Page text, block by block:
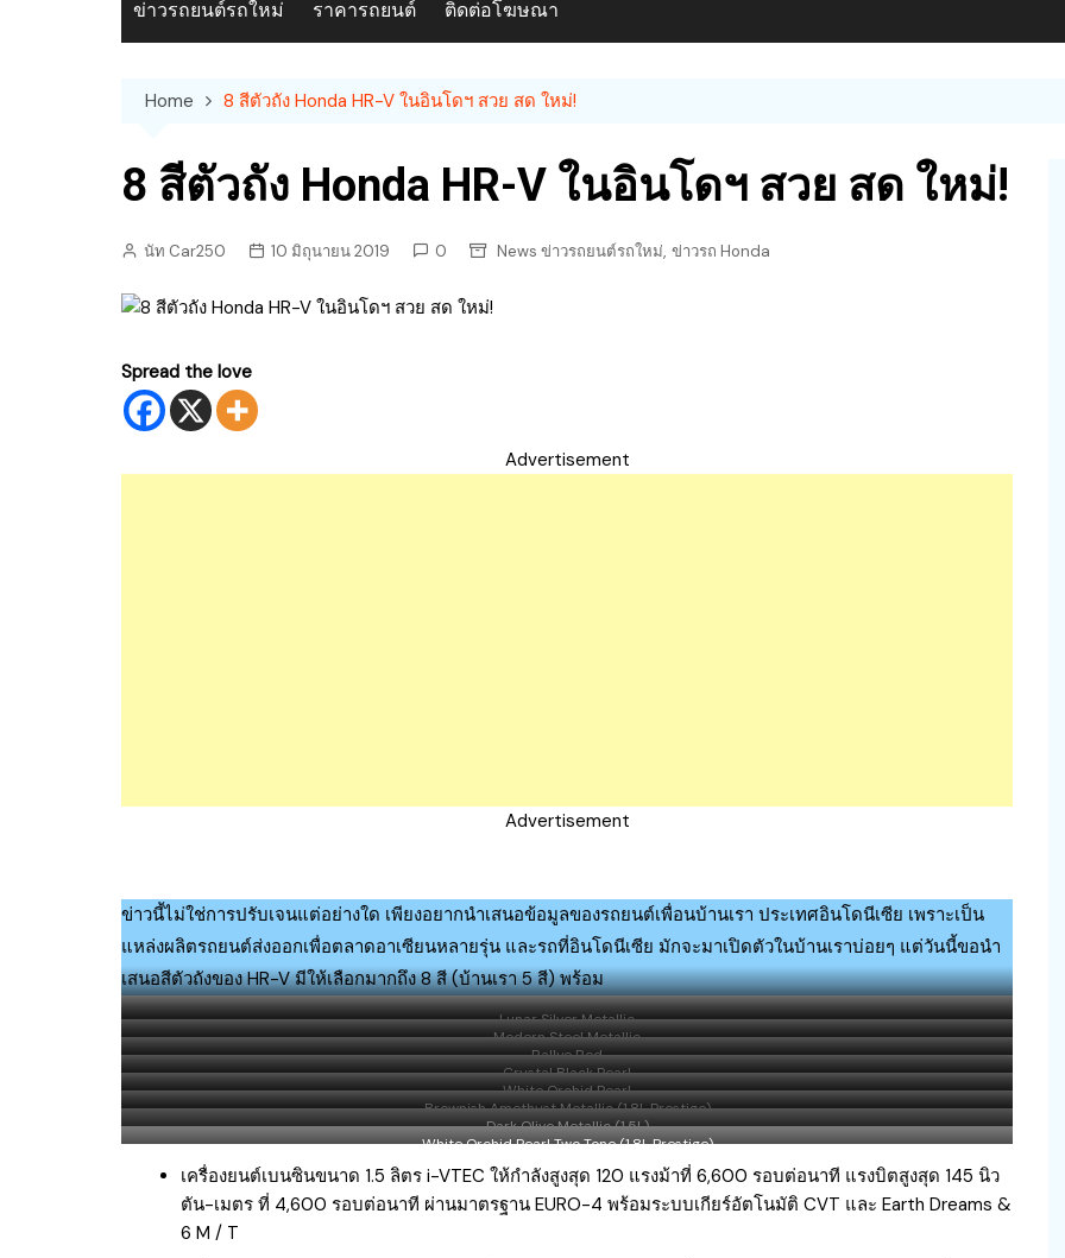
ข่าวรถยนต์รถใหม่ ราคารถยนต์ ติดต่อโฆษณา
Home 8 สีตัวถัง Honda HR-V ในอินโดฯ สวย สด ใหม่!
8 สีตัวถัง Honda HR-V ในอินโดฯ สวย สด ใหม่!
นัท Car250 10 มิถุนายน 2019 0 News ข่าวรถยนต์รถใหม่, ข่าวรถ Honda
Spread the love
Advertisement
Advertisement
ข่าวนี้ไม่ใช่การปรับเจนแต่อย่างใด เพียงอยากนำเสนอข้อมูลของรถยนต์เพื่อนบ้านเรา ประเทศอินโดนีเซีย เพราะเป็น
แหล่งผลิตรถยนต์ส่งออกเพื่อตลาดอาเซียนหลายรุ่น และรถที่อินโดนีเซีย มักจะมาเปิดตัวในบ้านเราบ่อยๆ แต่วันนี้ขอนำ
เสนอสีตัวถังของ HR-V มีให้เลือกมากถึง 8 สี (บ้านเรา 5 สี) พร้อม
Lunar Silver Metallic
Modern Steel Metallic
Rallye Red
Crystal Black Pearl
White Orchid Pearl
Brownish Amethyst Metallic (1.8L Prestige)
Dark Olive Metallic (1.5L)
White Orchid Pearl Two Tone (1.8L Prestige)
เครื่องยนต์เบนซินขนาด 1.5 ลิตร i-VTEC ให้กำลังสูงสุด 120 แรงม้าที่ 6,600 รอบต่อนาที แรงบิตสูงสุด 145 นิว
ตัน-เมตร ที่ 4,600 รอบต่อนาที ผ่านมาตรฐาน EURO-4 พร้อมระบบเกียร์อัตโนมัติ CVT และ Earth Dreams &
6 M / T